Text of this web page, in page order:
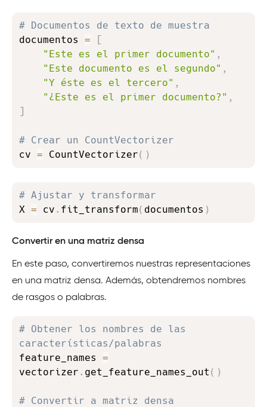
# Documentos de texto de muestra
documentos =
[
"Este es el primer documento" ,
"Este documento es el segundo" ,
"Y éste es el tercero" ,
"¿Este es el primer documento?" ,
]
# Crear un CountVectorizer
cv = CountVectorizer( )
# Ajustar y transformar
X = cv . fit_transform( documentos )
Convertir en una matriz densa
En este paso, convertiremos nuestras representaciones
en una matriz densa. Además, obtendremos nombres
de rasgos o palabras.
# Obtener los nombres de las
características/palabras
feature_names =
vectorizer . get_feature_names_out ( )
# Convertir a matriz densa